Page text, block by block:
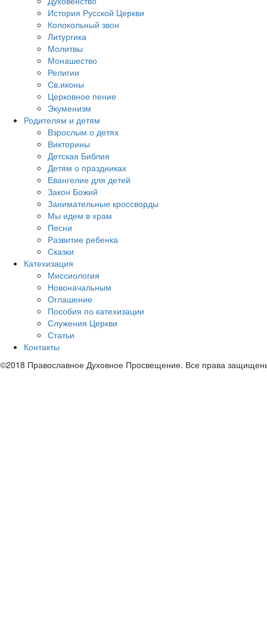
История Русской Церкви
Колокольный звон
Литургика
Молитвы
Монашество
Религии
Св.иконы
Церковное пение
Экуменизм
Родителям и детям
Взрослым о детях
Викторины
Детская Библия
Детям о праздниках
Евангелие для детей
Закон Божий
Занимательные кроссворды
Мы идем в храм
Песни
Развитие ребенка
Сказки
Катехизация
Миссиология
Новоначальным
Оглашение
Пособия по катехизации
Служения Церкви
Статьи
Контакты
©2018 Православное Духовное Просвещение. Все права